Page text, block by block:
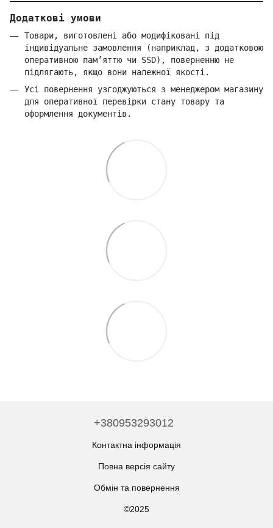
Додаткові умови
Товари, виготовлені або модифіковані під
індивідуальне замовлення (наприклад, з додатковою
оперативною пам’яттю чи SSD), поверненню не
підлягають, якщо вони належної якості.
Усі повернення узгоджуються з менеджером магазину
для оперативної перевірки стану товару та
оформлення документів.
+380953293012
Контактна інформація
Повна версія сайту
Обмін та повернення
©2025